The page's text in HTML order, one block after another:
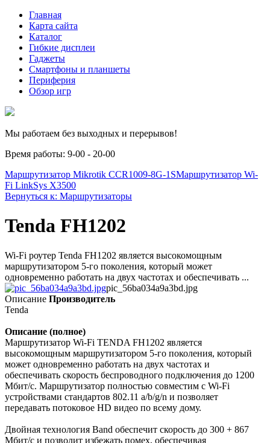
Главная
Карта сайта
Каталог
Гибкие дисплеи
Гаджеты
Смартфоны и планшеты
Периферия
Обзор игр
Мы работаем без выходных и перерывов!
Время работы: 9-00 - 20-00
Маршрутизатор Mikrotik CCR1009-8G-1SМаршрутизатор Wi-
Fi LinkSys X3500
Вернуться к: Маршрутизаторы
Tenda FH1202
Wi-Fi роутер Tenda FH1202 является высокомощным
маршрутизатором 5-го поколения, который может
одновременно работать на двух частотах и обеспечивать ...
pic_56ba034a9a3bd.jpg
Описание Производитель
Tenda
Описание (полное)
Маршрутизатор Wi-Fi TENDA FH1202 является
высокомощным маршрутизатором 5-го поколения, который
может одновременно работать на двух частотах и
обеспечивать скорость беспроводного подключения до 1200
Мбит/с. Маршрутизатор полностью совместим с Wi-Fi
устройствами стандартов 802.11 a/b/g/n и позволяет
передавать потоковое HD видео по всему дому.
Двойная технология Band обеспечит скорость до 300 + 867
Мбит/с и позволит избежать помех, обеспечивая